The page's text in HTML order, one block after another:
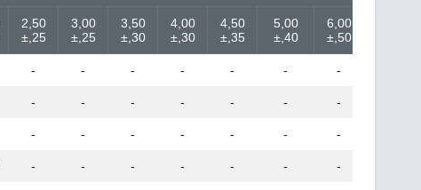
2,50
±,25
3,00
±,25
3,50
±,30
4,00
±,30
4,50
±,35
5,00
±,40
6,00
±,50
- - - - - - -
- - - - - - -
- - - - - - -
- - - - - - -